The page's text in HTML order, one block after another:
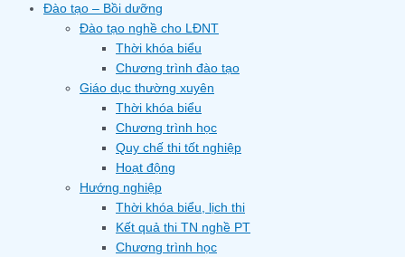
Đào tạo – Bồi dưỡng
Đào tạo nghề cho LĐNT
Thời khóa biểu
Chương trình đào tạo
Giáo dục thường xuyên
Thời khóa biểu
Chương trình học
Quy chế thi tốt nghiệp
Hoạt động
Hướng nghiệp
Thời khóa biểu, lịch thi
Kết quả thi TN nghề PT
Chương trình học